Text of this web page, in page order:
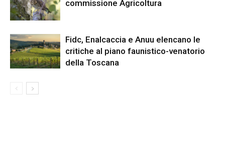
commissione Agricoltura
Fidc, Enalcaccia e Anuu elencano le
critiche al piano faunistico-venatorio
della Toscana